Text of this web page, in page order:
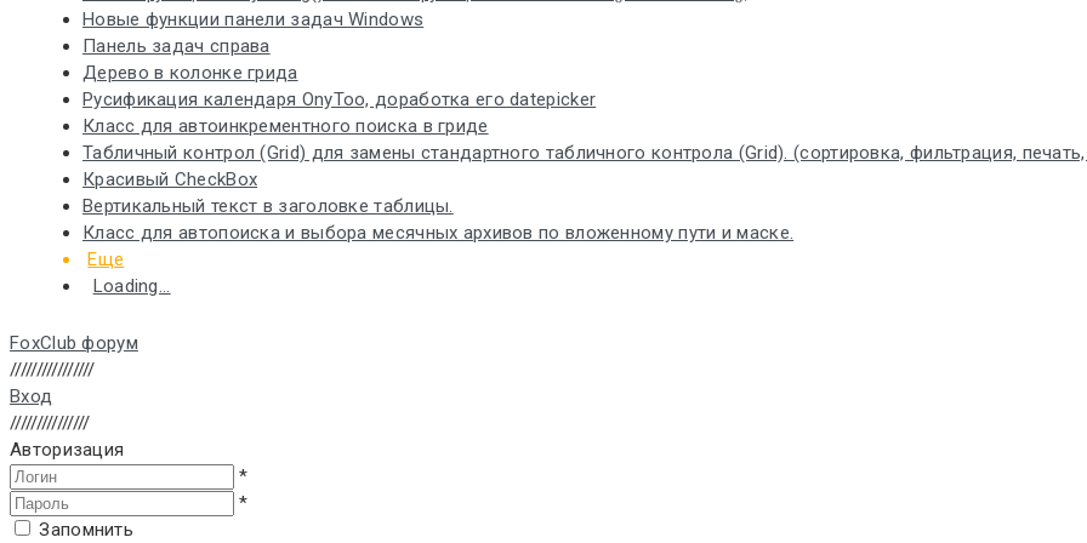
Новые функции панели задач Windows
Панель задач справа
Дерево в колонке грида
Русификация календаря OnyToo, доработка его datepicker
Класс для автоинкрементного поиска в гриде
Табличный контрол (Grid) для замены стандартного табличного контрола (Grid). (сортировка, фильтрация,
Красивый CheckBox
Вертикальный текст в заголовке таблицы.
Класс для автопоиска и выбора месячных архивов по вложенному пути и маске.
Еще
Loading...
FoxClub форум
////////////////
Вход
///////////////
Авторизация
*
*
Запомнить